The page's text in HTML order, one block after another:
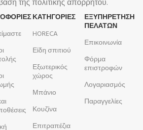
της πολιτικής απορρήτου.
ΚΑΤΗΓΟΡΙΕΣ
HORECA
Είδη σπιτιού
Εξωτερικός
χώρος
Μπάνιο
Κουζίνα
Επιτραπέζια
ΕΞΥΠΗΡΕΤΗΣΗ
ΠΕΛΑΤΩΝ
Επικοινωνία
Φόρμα
επιστροφών
Λογαριασμός
Παραγγελίες